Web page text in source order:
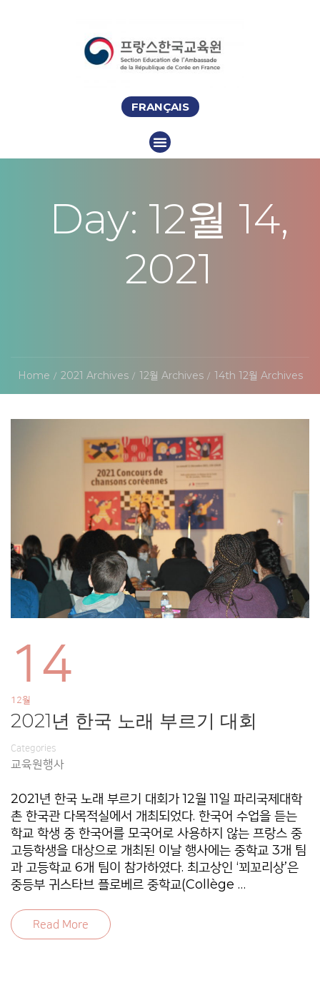
FRANÇAIS
Day: 12월 14,
2021
Home 2021 Archives 12월 Archives 14th 12월 Archives
14
12월
2021년 한국 노래 부르기 대회
Categories
교육원행사
2021년 한국 노래 부르기 대회가 12월 11일 파리국제대학
촌 한국관 다목적실에서 개최되었다. 한국어 수업을 듣는
학교 학생 중 한국어를 모국어로 사용하지 않는 프랑스 중
고등학생을 대상으로 개최된 이날 행사에는 중학교 3개 팀
과 고등학교 6개 팀이 참가하였다. 최고상인 ‘꾀꼬리상’은
중등부 귀스타브 플로베르 중학교(Collège …
Read More